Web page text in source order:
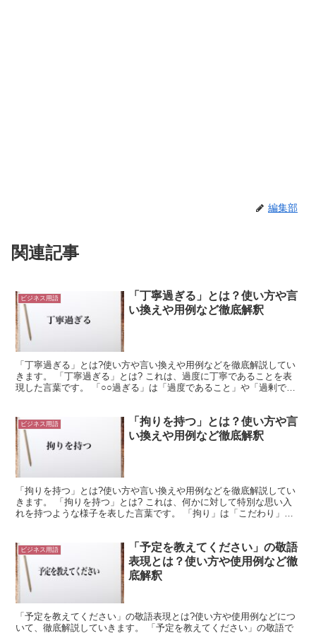
編集部
関連記事
ビジネス用語
「丁寧過ぎる」とは？使い方や言
い換えや用例など徹底解釈
「丁寧過ぎる」とは?使い方や言い換えや用例などを徹底解説してい
きます。 「丁寧過ぎる」とは? これは、過度に丁寧であることを表
現した言葉です。 「○○過ぎる」は「過度であること」や「過剰であ
ビジネス用語
「拘りを持つ」とは？使い方や言
い換えや用例など徹底解釈
「拘りを持つ」とは?使い方や言い換えや用例などを徹底解説してい
きます。 「拘りを持つ」とは? これは、何かに対して特別な思い入
れを持つような様子を表した言葉です。 「拘り」は「こだわり」や
ビジネス用語
「予定を教えてください」の敬語
表現とは？使い方や使用例など徹
底解釈
「予定を教えてください」の敬語表現とは?使い方や使用例などにつ
いて、徹底解説していきます。 「予定を教えてください」の敬語で